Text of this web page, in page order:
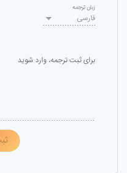
فارسی
زبان ترجمه
برای ثبت ترجمه، وارد شوید